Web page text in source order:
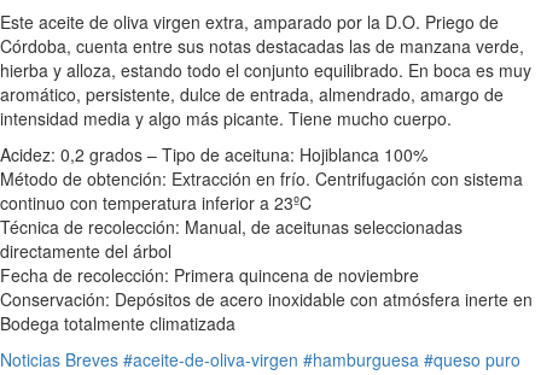
Este aceite de oliva virgen extra, amparado por la D.O. Priego de
Córdoba, cuenta entre sus notas destacadas las de manzana verde,
hierba y alloza, estando todo el conjunto equilibrado. En boca es muy
aromático, persistente, dulce de entrada, almendrado, amargo de
intensidad media y algo más picante. Tiene mucho cuerpo.
Acidez: 0,2 grados – Tipo de aceituna: Hojiblanca 100%
Método de obtención: Extracción en frío. Centrifugación con sistema
continuo con temperatura inferior a 23ºC
Técnica de recolección: Manual, de aceitunas seleccionadas
directamente del árbol
Fecha de recolección: Primera quincena de noviembre
Conservación: Depósitos de acero inoxidable con atmósfera inerte en
Bodega totalmente climatizada
Noticias Breves #aceite-de-oliva-virgen #hamburguesa #queso puro